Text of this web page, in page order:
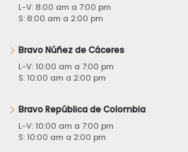
L-V: 8:00 am a 7:00 pm
S: 8:00 am a 2:00 pm
Bravo Núñez de Cáceres
L-V: 10:00 am a 7:00 pm
S: 10:00 am a 2:00 pm
Bravo República de Colombia
L-V: 10:00 am a 7:00 pm
S: 10:00 am a 2:00 pm